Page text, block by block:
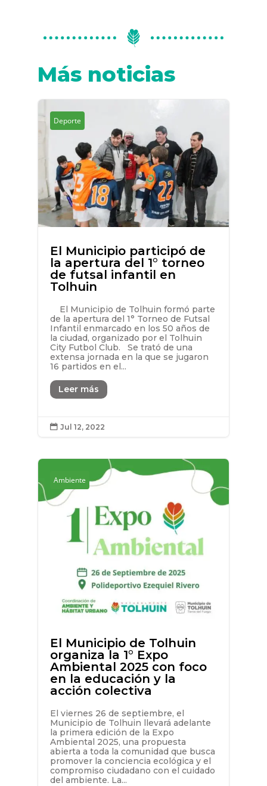
Más noticias
Deporte
El Municipio participó de
la apertura del 1° torneo
de futsal infantil en
Tolhuin
El Municipio de Tolhuin formó parte
de la apertura del 1° Torneo de Futsal
Infantil enmarcado en los 50 años de
la ciudad, organizado por el Tolhuin
City Futbol Club. Se trató de una
extensa jornada en la que se jugaron
16 partidos en el...
Leer más
 Jul 12, 2022
Ambiente
El Municipio de Tolhuin
organiza la 1° Expo
Ambiental 2025 con foco
en la educación y la
acción colectiva
El viernes 26 de septiembre, el
Municipio de Tolhuin llevará adelante
la primera edición de la Expo
Ambiental 2025, una propuesta
abierta a toda la comunidad que busca
promover la conciencia ecológica y el
compromiso ciudadano con el cuidado
del ambiente. La...